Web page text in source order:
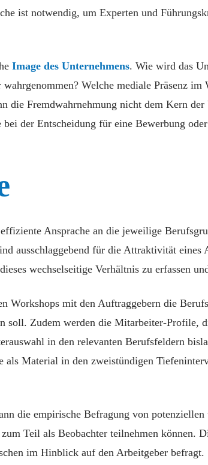
ist notwendig, um Experten und
Image des Unternehmens. Wie wird das
Welche mediale Präsenz
die Fremdwahrnehmung nicht dem Kern
der Entscheidung für eine Bewerbung
Ansprache an die jeweilige
ausschlaggebend für die Attraktivität eines
wechselseitige Verhältnis zu erfassen
Workshops mit den Auftraggebern die
soll. Zudem werden die Mitarbeiter-
in den relevanten Berufsfeldern
als Material in den zweistündigen
die empirische Befragung von
Teil als Beobachter teilnehmen können.
im Hinblick auf den Arbeitgeber befragt.